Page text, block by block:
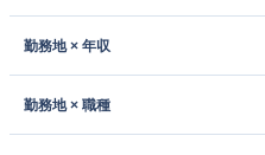
勤務地 × 年収
勤務地 × 職種